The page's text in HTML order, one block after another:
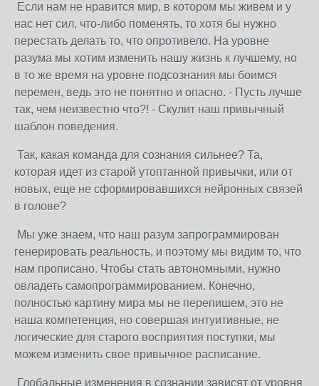
Если нам не нравится мир, в котором мы живем и у
нас нет сил, что-либо поменять, то хотя бы нужно
перестать делать то, что опротивело. На уровне
разума мы хотим изменить нашу жизнь к лучшему, но
в то же время на уровне подсознания мы боимся
перемен, ведь это не понятно и опасно. - Пусть лучше
так, чем неизвестно что?! - Скулит наш привычный
шаблон поведения.
Так, какая команда для сознания сильнее? Та,
которая идет из старой утоптанной привычки, или от
новых, еще не сформировавшихся нейронных связей
в голове?
Мы уже знаем, что наш разум запрограммирован
генерировать реальность, и поэтому мы видим то, что
нам прописано. Чтобы стать автономными, нужно
овладеть самопрограммированием. Конечно,
полностью картину мира мы не перепишем, это не
наша компетенция, но совершая интуитивные, не
логические для старого восприятия поступки, мы
можем изменить свое привычное расписание.
Глобальные изменения в сознании зависят от уровня